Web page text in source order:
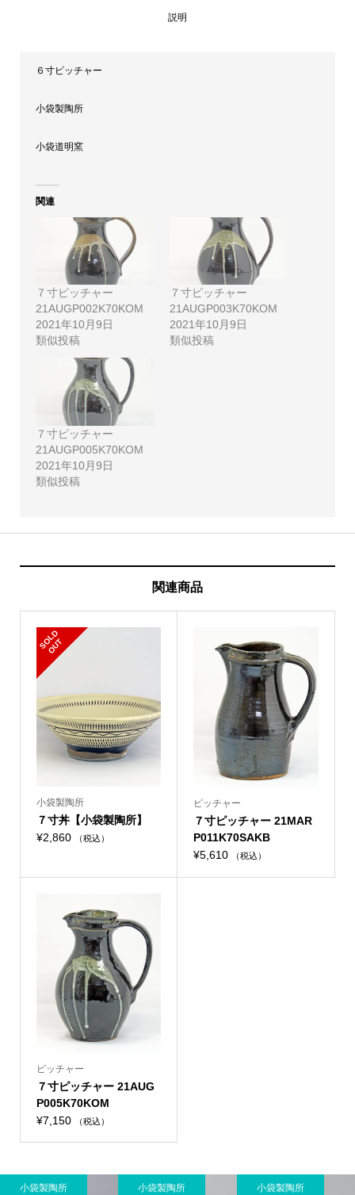
説明
６寸ピッチャー
小袋製陶所
小袋道明窯
関連
７寸ピッチャー
21AUGP002K70KOM
2021年10月9日
類似投稿
７寸ピッチャー
21AUGP003K70KOM
2021年10月9日
類似投稿
７寸ピッチャー
21AUGP005K70KOM
2021年10月9日
類似投稿
関連商品
S
O
L
D
O
U
T
小袋製陶所
７寸丼【小袋製陶所】
¥2,860 （税込）
ピッチャー
７寸ピッチャー 21MAR
P011K70SAKB
¥5,610 （税込）
ピッチャー
７寸ピッチャー 21AUG
P005K70KOM
¥7,150 （税込）
小袋製陶所 小袋製陶所 小袋製陶所